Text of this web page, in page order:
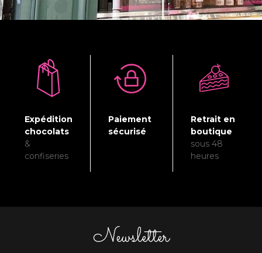
Expédition
chocolats
&
confiseries
Paiement
sécurisé
Retrait en
boutique
sous 48
heures
Newsletter